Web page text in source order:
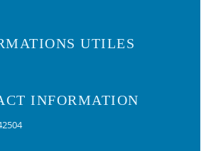
UTILES
INFORMATION